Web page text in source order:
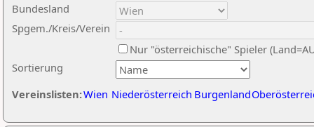
Sortierung
Bundesland
Spgem./Kreis/Verein
Nur "österreichische" Spieler
Vereinslisten:Wien Niederösterreich Burgenland